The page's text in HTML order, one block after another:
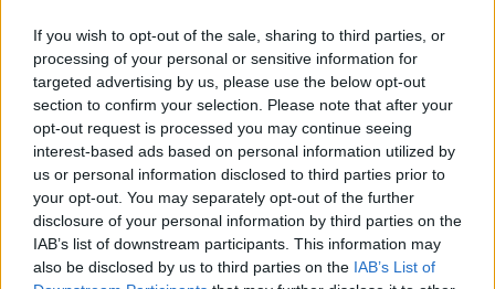
If you wish to opt-out of the sale, sharing to third parties, or
processing of your personal or sensitive information for
targeted advertising by us, please use the below opt-out
section to confirm your selection. Please note that after your
opt-out request is processed you may continue seeing
interest-based ads based on personal information utilized by
us or personal information disclosed to third parties prior to
your opt-out. You may separately opt-out of the further
disclosure of your personal information by third parties on the
IAB’s list of downstream participants. This information may
also be disclosed by us to third parties on the IAB’s List of
Los lesionados en el parón de noviembre por el ‘Virus FIFA’